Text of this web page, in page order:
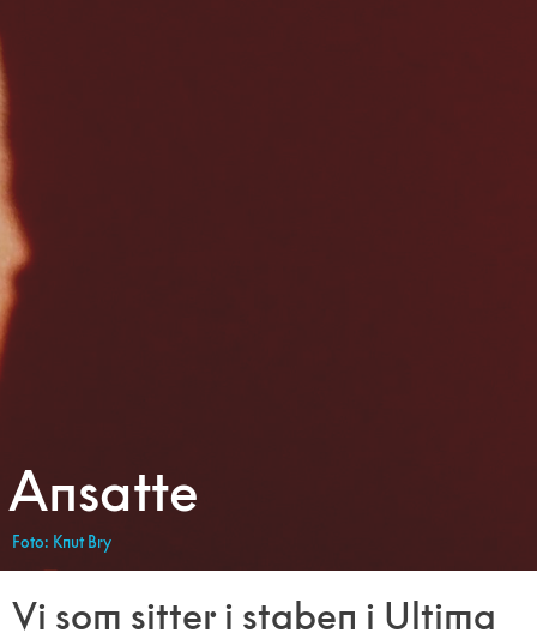
Ansatte
Foto: Knut Bry
Vi som sitter i staben i Ultima